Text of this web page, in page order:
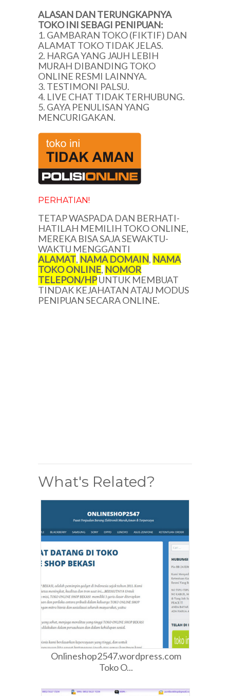
ALASAN DAN TERUNGKAPNYA
TOKO INI SEBAGI PENIPUAN:
1. GAMBARAN TOKO (FIKTIF) DAN
ALAMAT TOKO TIDAK JELAS.
2. HARGA YANG JAUH LEBIH
MURAH DIBANDING TOKO
ONLINE RESMI LAINNYA.
3. TESTIMONI PALSU.
4. LIVE CHAT TIDAK TERHUBUNG.
5. GAYA PENULISAN YANG
MENCURIGAKAN.
PERHATIAN!
TETAP WASPADA DAN BERHATI-
HATILAH MEMILIH TOKO ONLINE,
MEREKA BISA SAJA SEWAKTU-
WAKTU MENGGANTI
ALAMAT, NAMA DOMAIN, NAMA
TOKO ONLINE, NOMOR
TELEPON/HPUNTUK MEMBUAT
TINDAK KEJAHATAN ATAU MODUS
PENIPUAN SECARA ONLINE.
What's Related?
Onlineshop2547.wordpress.com
Toko O...